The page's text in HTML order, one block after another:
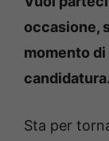
occasione,
momento
candidatura.
Sta per